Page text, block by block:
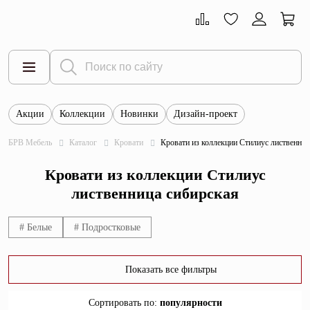
Все товары
Тумбы
Шкафы
Комоды
Акции Коллекции Новинки Дизайн-проект
БРВ Мебель Каталог Кровати Кровати из коллекции Стилиус
Кровати из коллекции Стилиус
лиственница сибирская
# Белые # Подростковые
Показать все фильтры
Сортировать по: популярности